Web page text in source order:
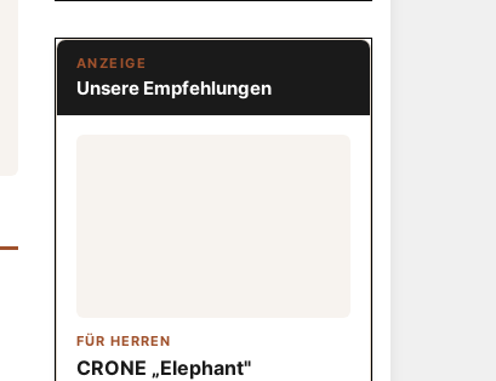
ANZEIGE
Unsere Empfehlungen
FÜR HERREN
CRONE „Elephant"